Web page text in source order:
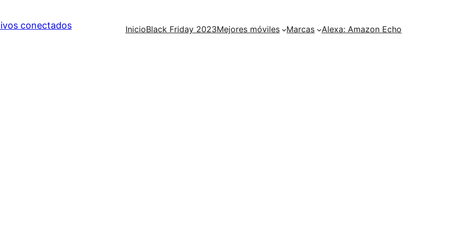
InicioBlack Friday 2023Mejores móviles Marcas Alexa: Amazon Echo